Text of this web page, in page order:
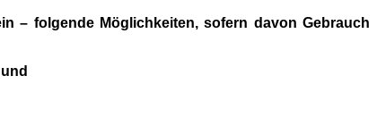
– folgende Möglichkeiten, sofern davon Gebrauch